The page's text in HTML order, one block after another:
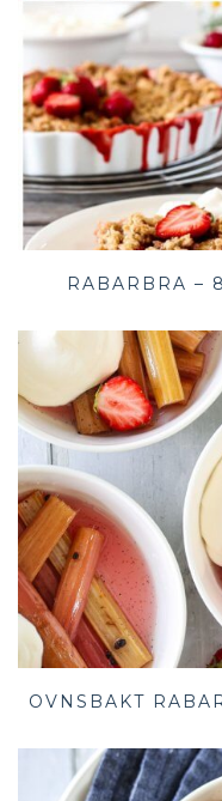
RABARBRA –
OVNSBAKT